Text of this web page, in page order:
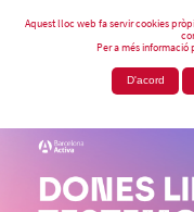
Aquest lloc web fa servir cookies
Per a més
D'acord